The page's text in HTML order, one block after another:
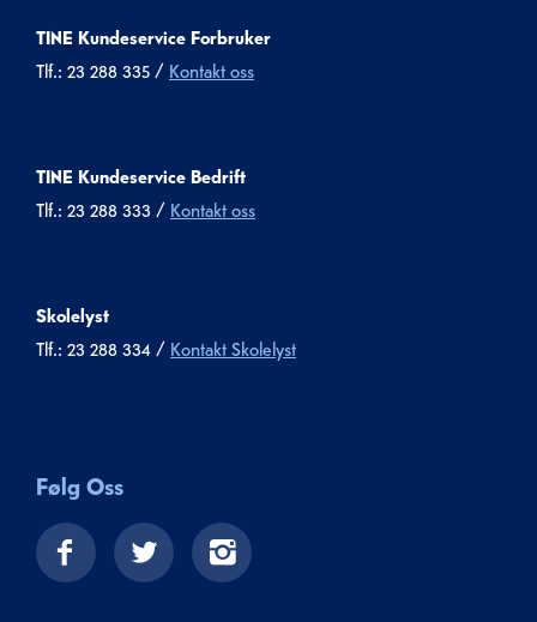
TINE Kundeservice Forbruker
Tlf.: 23 288 335 / Kontakt oss
TINE Kundeservice Bedrift
Tlf.: 23 288 333 / Kontakt oss
Skolelyst
Tlf.: 23 288 334 / Kontakt Skolelyst
Følg Oss